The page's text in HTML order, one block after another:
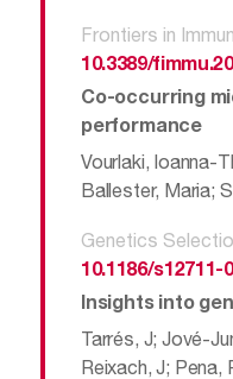
Frontiers in
10.3389/
Co-occurring
performance
Vourlaki, Ioanna-
Ballester, Maria;
Genetics
10.1186/s12711-
Insights into
Tarrés, J; Jové-
Reixach, J; Pena,